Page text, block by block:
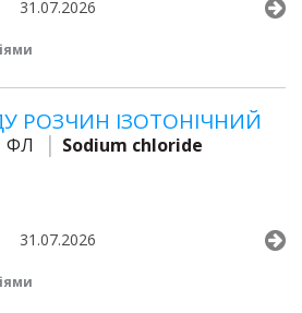
31.07.2026
РОЗЧИН ІЗОТОНІЧНИЙ
ФЛ Sodium chloride
31.07.2026